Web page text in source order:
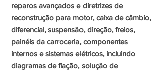
reparos avançados e diretrizes de
reconstrução para motor, caixa de câmbio,
diferencial, suspensão, direção, freios,
painéis da carroceria, componentes
internos e sistemas elétricos, incluindo
diagramas de fiação, solução de